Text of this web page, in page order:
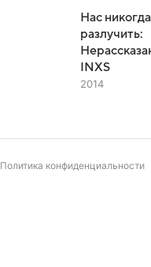
Нас
разлучить:
INXS
2014
Политика конфиденциальности